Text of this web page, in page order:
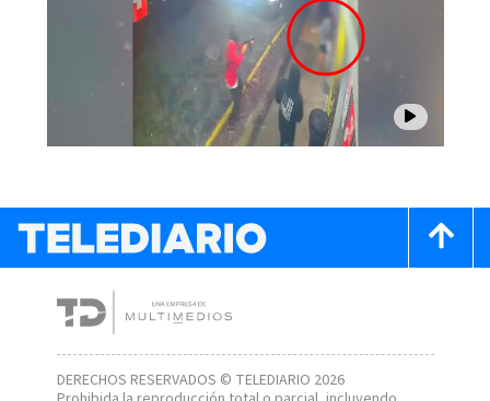
DERECHOS RESERVADOS © TELEDIARIO 2026